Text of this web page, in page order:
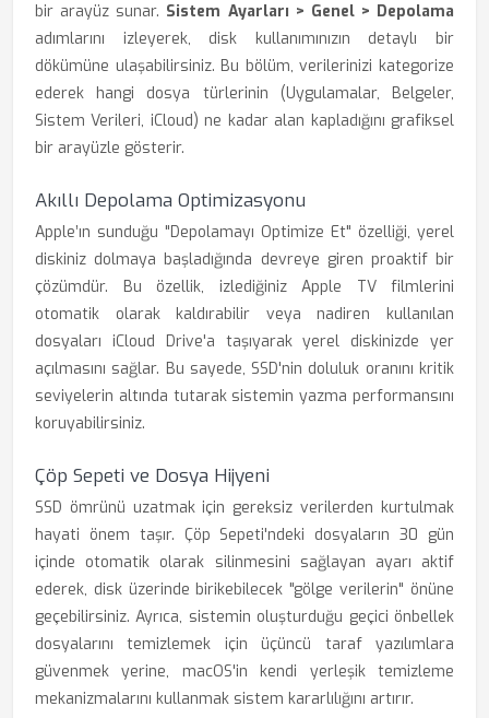
bir arayüz sunar. Sistem Ayarları > Genel > Depolama
adımlarını izleyerek, disk kullanımınızın detaylı bir
dökümüne ulaşabilirsiniz. Bu bölüm, verilerinizi kategorize
ederek hangi dosya türlerinin (Uygulamalar, Belgeler,
Sistem Verileri, iCloud) ne kadar alan kapladığını grafiksel
bir arayüzle gösterir.
Akıllı Depolama Optimizasyonu
Apple’ın sunduğu "Depolamayı Optimize Et" özelliği, yerel
diskiniz dolmaya başladığında devreye giren proaktif bir
çözümdür. Bu özellik, izlediğiniz Apple TV filmlerini
otomatik olarak kaldırabilir veya nadiren kullanılan
dosyaları iCloud Drive'a taşıyarak yerel diskinizde yer
açılmasını sağlar. Bu sayede, SSD'nin doluluk oranını kritik
seviyelerin altında tutarak sistemin yazma performansını
koruyabilirsiniz.
Çöp Sepeti ve Dosya Hijyeni
SSD ömrünü uzatmak için gereksiz verilerden kurtulmak
hayati önem taşır. Çöp Sepeti'ndeki dosyaların 30 gün
içinde otomatik olarak silinmesini sağlayan ayarı aktif
ederek, disk üzerinde birikebilecek "gölge verilerin" önüne
geçebilirsiniz. Ayrıca, sistemin oluşturduğu geçici önbellek
dosyalarını temizlemek için üçüncü taraf yazılımlara
güvenmek yerine, macOS'in kendi yerleşik temizleme
mekanizmalarını kullanmak sistem kararlılığını artırır.